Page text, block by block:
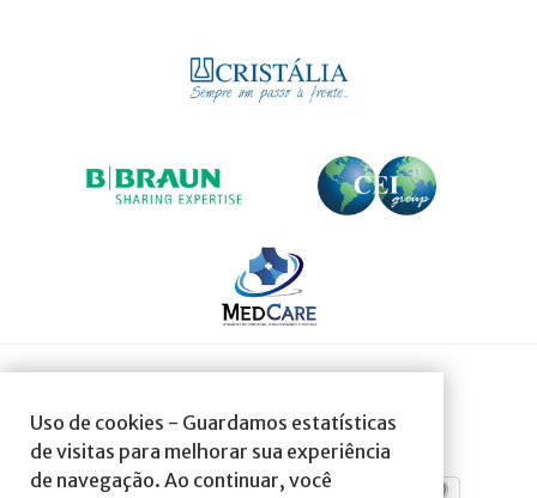
Uso de cookies - Guardamos estatísticas
de visitas para melhorar sua experiência
de navegação. Ao continuar, você
SOCIEDADE AFILIADA À: